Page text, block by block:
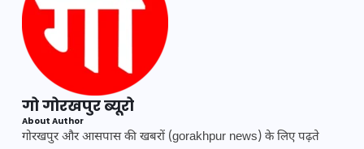
गो गोरखपुर ब्यूरो
About Author
गोरखपुर और आसपास की खबरों (gorakhpur news) के लिए पढ़ते